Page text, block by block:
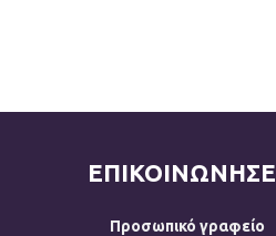
ΕΠΙΚΟΙΝΩΝΗΣΕ
Προσωπικό γραφείο